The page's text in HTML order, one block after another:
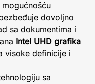
mogućnošću
dovoljno
sa dokumentima i
Intel UHD grafika
visoke definicije i
sa